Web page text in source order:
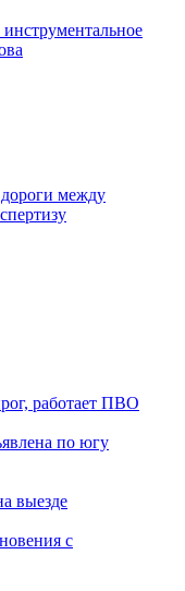
дороги между
работает ПВО
по югу
выезде
с